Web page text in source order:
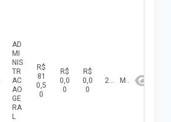
AD
MI
NIS
TR
AC
AO
GE
RA
L
R$
81
0,5
0
R$
0,0
0
R$
0,0
0
2026 Maio